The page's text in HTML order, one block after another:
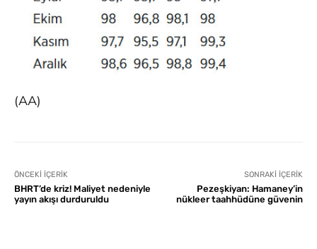
(AA)
ÖNCEKI İÇERIK
BHRT’de kriz! Maliyet nedeniyle
yayın akışı durduruldu
SONRAKI İÇERIK
Pezeşkiyan: Hamaney’in
nükleer taahhüdüne güvenin